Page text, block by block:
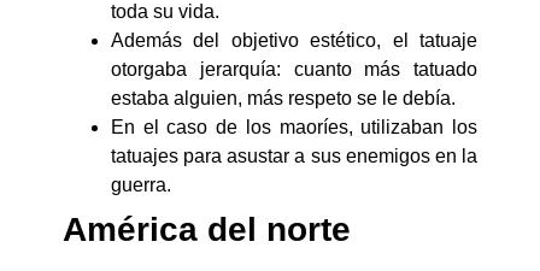
toda su vida.
Además del objetivo estético, el tatuaje
otorgaba jerarquía: cuanto más tatuado
estaba alguien, más respeto se le debía.
En el caso de los maoríes, utilizaban los
tatuajes para asustar a sus enemigos en la
guerra.
América del norte